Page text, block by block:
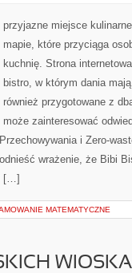
przyjazne miejsce
mapie, które przyciąga
kuchnię. Strona
bistro, w którym dania
również przygotowane z
może zainteresować
i Zero-
wrażenie, że Bibi
[…]
MATEMATYCZNE